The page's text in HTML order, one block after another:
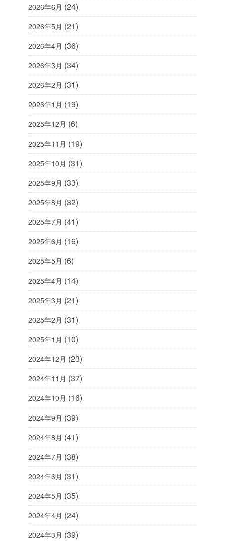
2026年6月 (24)
2026年5月 (21)
2026年4月 (36)
2026年3月 (34)
2026年2月 (31)
2026年1月 (19)
2025年12月 (6)
2025年11月 (19)
2025年10月 (31)
2025年9月 (33)
2025年8月 (32)
2025年7月 (41)
2025年6月 (16)
2025年5月 (6)
2025年4月 (14)
2025年3月 (21)
2025年2月 (31)
2025年1月 (10)
2024年12月 (23)
2024年11月 (37)
2024年10月 (16)
2024年9月 (39)
2024年8月 (41)
2024年7月 (38)
2024年6月 (31)
2024年5月 (35)
2024年4月 (24)
2024年3月 (39)